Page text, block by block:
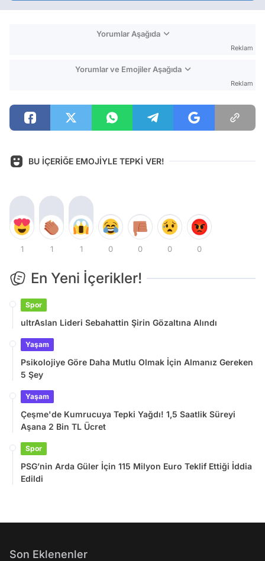
Yorumlar Aşağıda
Reklam
Yorumlar ve Emojiler Aşağıda
Reklam
BU İÇERİĞE EMOJİYLE TEPKİ VER!
1 1 1 0 0 0 0
En Yeni İçerikler!
Spor
ultrAslan Lideri Sebahattin Şirin Gözaltına Alındı
Yaşam
Psikolojiye Göre Daha Mutlu Olmak İçin Almanız Gereken
5 Şey
Yaşam
Çeşme'de Kumrucuya Tepki Yağdı! 1,5 Saatlik Süreyi
Aşana 2 Bin TL Ücret
Spor
PSG’nin Arda Güler İçin 115 Milyon Euro Teklif Ettiği İddia
Edildi
Son Eklenenler